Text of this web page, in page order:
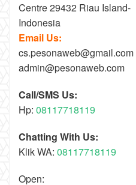
Centre 29432 Riau Island-
Indonesia
Email Us:
cs.pesonaweb@gmail.com
admin@pesonaweb.com
Call/SMS Us:
Hp: 08117718119
Chatting With Us:
Klik WA: 08117718119
Open: